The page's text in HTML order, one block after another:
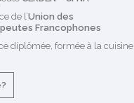
de l’Union des
Francophones
diplômée, formée à la cuisine